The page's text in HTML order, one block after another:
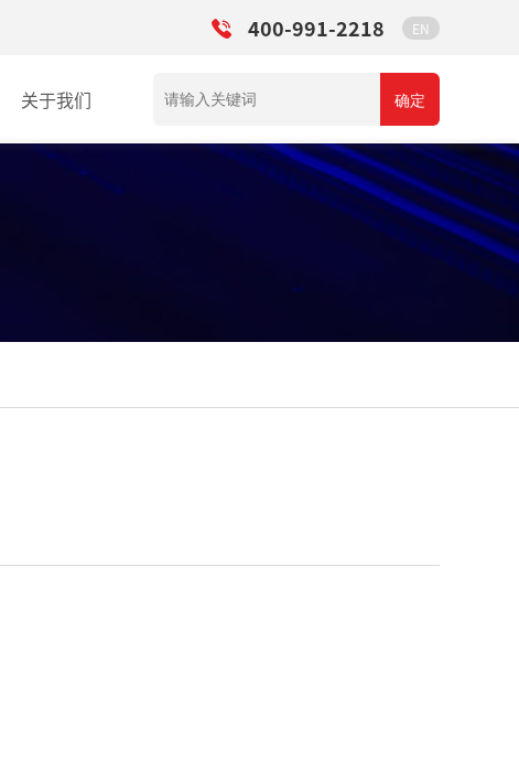
400-991-2218 EN
关于我们 确定